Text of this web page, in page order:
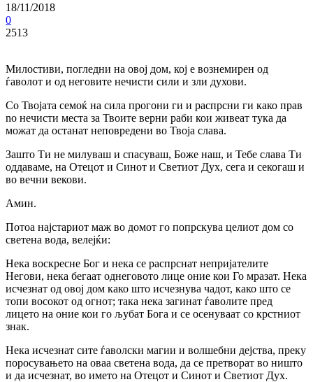
18/11/2018
0
2513
Милостиви, погледни на овој дом, кој е вознемирен од
ѓаволот и од неговите нечисти сили и зли духови.
Co Твојата семоќ на сила прогони ги и распрсни ги како прав
no нечисти места за Твоите верни раби кои живеат тука да
можат да останат неповредени во Твоја слава.
Зашто Ти не милуваш и спасуваш, Боже наш, и Тебе слава Ти
оддаваме, на Отецот и Синот и Светиот Дух, сега и секогаш и
во вечни векови.
Амин.
Потоа најстариот маж во домот го попрскува целиот дом co
светена вода, велејќи:
Нека воскресне Бог и нека се распрснат непријателите
Негови, нека бегаат однеговото лице оние кои Го мразат. Нека
исчезнат од овој дом како што исчезнува чадот, како што се
топи восокот од огнот; така нека загинат ѓаволите пред
лицето на оние кои го љубат Бога и се осенуваат со крстниот
знак.
Нека исчезнат сите ѓаволски магии и волшебни дејства, преку
поросувањето на оваа светена вода, да се претворат во ништо
и да исчезнат, во името на Отецот и Синот и Светиот Дух.